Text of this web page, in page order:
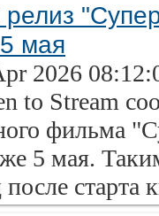
мая
2026
to Stream
фильма
5 мая.
старта